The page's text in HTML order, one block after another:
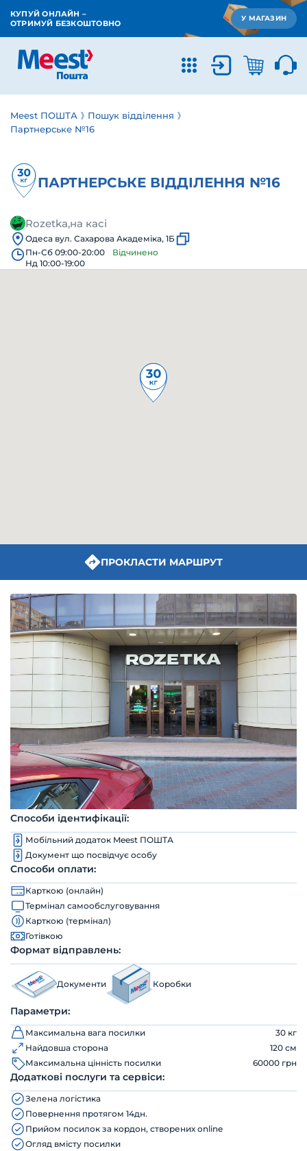
КУПУЙ ОНЛАЙН –
ОТРИМУЙ БЕЗКОШТОВНО
У МАГАЗИН
Meest ПОШТА
Пошук відділення
Партнерське №16
ПАРТНЕРСЬКЕ ВІДДІЛЕННЯ №16
Rozetka,на касі
Одеса вул. Сахарова Академіка, 1Б
Пн-Сб 09:00-20:00
Відчинено
Нд 10:00-19:00
ПРОКЛАСТИ МАРШРУТ
Способи ідентифікації:
Мобільний додаток Meest ПОШТА
Документ що посвідчує особу
Способи оплати:
Карткою (онлайн)
Термінал самообслуговування
Карткою (термінал)
Готівкою
Формат відправлень:
Документи Коробки
Параметри:
Максимальна вага посилки
30 кг
Найдовша сторона
120 см
Максимальна цінність посилки
60000 грн
Додаткові послуги та сервіси:
Зелена логістика
Повернення протягом 14дн.
Прийом посилок за кордон, створених online
Огляд вмісту посилки